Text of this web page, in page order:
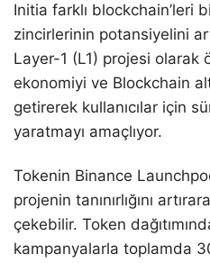
Initia farklı blockchain’leri
zincirlerinin potansiyelini
Layer-1 (L1) projesi olarak
ekonomiyi ve Blockchain
getirerek kullanıcılar için
yaratmayı amaçlıyor.
Tokenin Binance
projenin tanınırlığını
çekebilir. Token
kampanyalarla toplamda